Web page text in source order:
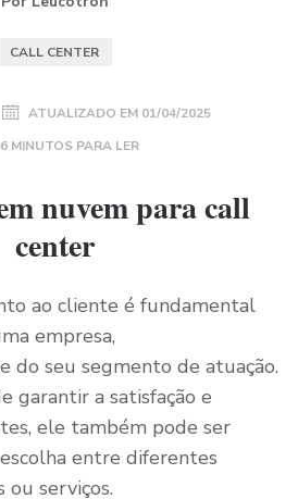
CALL CENTER
ATUALIZADO EM 01/04/2025
6 MINUTOS PARA LER
nuvem para call
center
ao cliente é fundamental
empresa,
do seu segmento de atuação.
garantir a satisfação e
ele também pode ser
entre diferentes
serviços.